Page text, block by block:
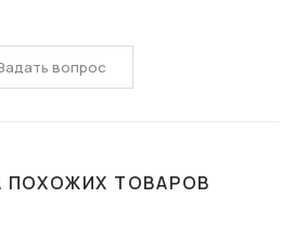
вопрос
ПОХОЖИХ ТОВАРОВ